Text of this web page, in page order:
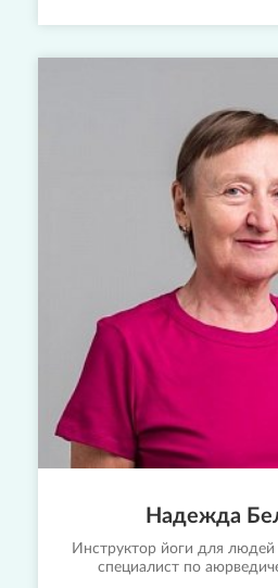
Надежда
Инструктор йоги для людей
специалист по